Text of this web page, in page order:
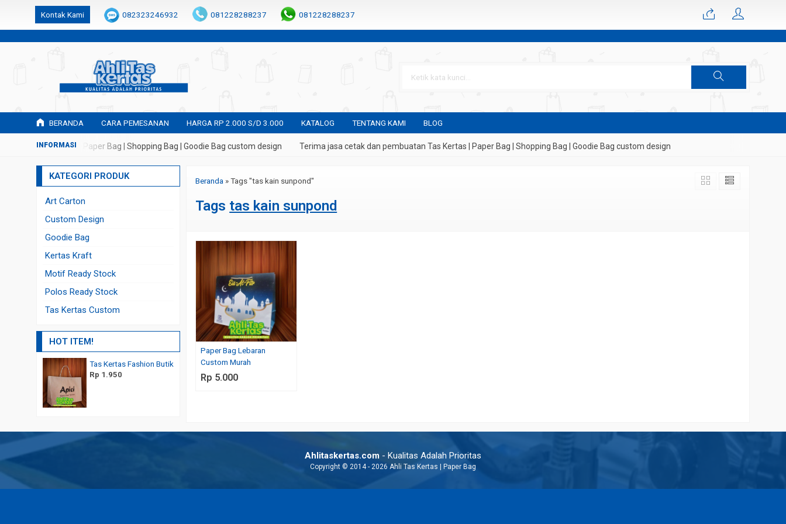
k6Ghe9jF9rmtx91MrSV7BIpW27id0SMW1kLEoe8rM2U
Kontak Kami 082323246932 081228288237 081228288237
BERANDA CARA PEMESANAN HARGA RP 2.000 S/D 3.000 KATALOG TENTANG KAMI BLOG
Tas Kertas | Paper Bag | Shopping Bag | Goodie Bag custom design Terima jasa cetak dan pembuatan Tas Kertas | Paper Bag | Shopping Bag | Goodie Bag custom design
Beranda »Tags "tas kain sunpond"
Tags tas kain sunpond
Paper Bag Lebaran
Custom Murah
Rp 5.000
KATEGORI PRODUK
Art Carton
Custom Design
Goodie Bag
Kertas Kraft
Motif Ready Stock
Polos Ready Stock
Tas Kertas Custom
HOT ITEM!
Tas Kertas Fashion Butik
Rp 1.950
Tas Kertas Untuk Kemasan Pomade
Rp 1.300
Ahlitaskertas.com - Kualitas Adalah Prioritas
Copyright © 2014 - 2026 Ahli Tas Kertas | Paper Bag